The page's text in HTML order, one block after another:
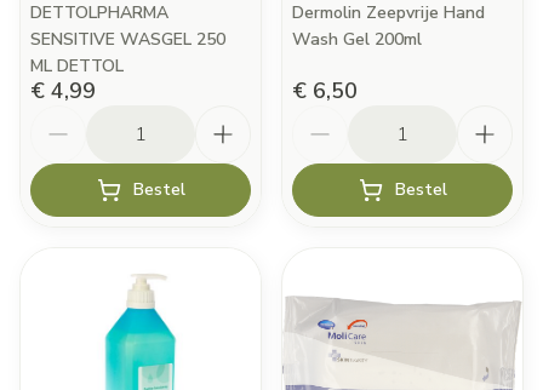
DETTOLPHARMA
SENSITIVE WASGEL 250
ML DETTOL
€ 4,99
Bestel
Dermolin Zeepvrije Hand
Wash Gel 200ml
€ 6,50
Bestel